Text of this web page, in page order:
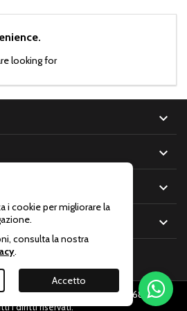
looking for




i cookie per migliorare la
consulta la nostra
.
Accetto
Monza P.IVA: 00001680966 -
i diritti riservati.